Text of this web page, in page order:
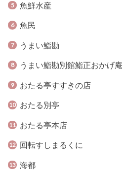
魚鮮水産
魚民
うまい鮨勘
うまい鮨勘別館鮨正おかげ庵
おたる亭すすきの店
おたる別亭
おたる亭本店
回転すしまるくに
海都